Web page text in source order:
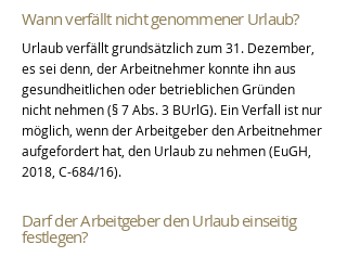
Wann verfällt nicht genommener Urlaub?
Urlaub verfällt grundsätzlich zum 31. Dezember,
es sei denn, der Arbeitnehmer konnte ihn aus
gesundheitlichen oder betrieblichen Gründen
nicht nehmen (§ 7 Abs. 3 BUrlG). Ein Verfall ist nur
möglich, wenn der Arbeitgeber den Arbeitnehmer
aufgefordert hat, den Urlaub zu nehmen (EuGH,
2018, C-684/16).
Darf der Arbeitgeber den Urlaub einseitig
festlegen?